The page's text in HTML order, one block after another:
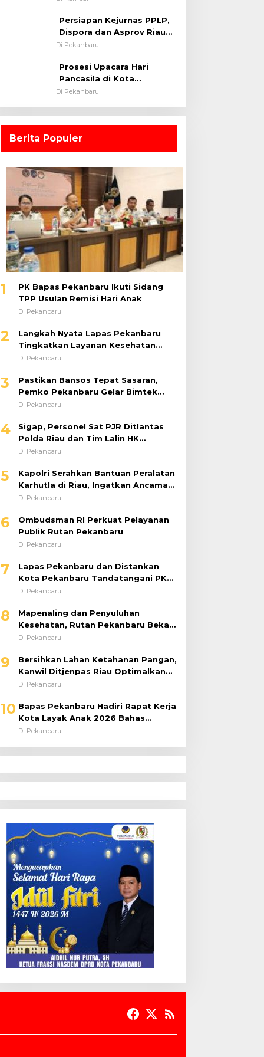
Persiapan Kejurnas PPLP,
Dispora dan Asprov Riau
Tinjau Kelayakan Rumput
Di Pekanbaru
Prosesi Upacara Hari
Pancasila di Kota
Pekanbaru Tetap Khidmat
Di Pekanbaru
Berita Populer
1
PK Bapas Pekanbaru Ikuti Sidang
TPP Usulan Remisi Hari Anak
Di Pekanbaru
2
Langkah Nyata Lapas Pekanbaru
Tingkatkan Layanan Kesehatan
Melalui Program Prolanis
Di Pekanbaru
3
Pastikan Bansos Tepat Sasaran,
Pemko Pekanbaru Gelar Bimtek
DTSEN Bagi Operator Puskessos
Di Pekanbaru
4
Sigap, Personel Sat PJR Ditlantas
Polda Riau dan Tim Lalin HK
Berjibaku Selamatkan Korban
Di Pekanbaru
5
Kapolri Serahkan Bantuan Peralatan
Karhutla di Riau, Ingatkan Ancaman
El Niño dan Prioritaskan
Di Pekanbaru
6
Ombudsman RI Perkuat Pelayanan
Publik Rutan Pekanbaru
Di Pekanbaru
7
Lapas Pekanbaru dan Distankan
Kota Pekanbaru Tandatangani PKS,
Warga Binaan Dibekali Keterampilan
Di Pekanbaru
8
Mapenaling dan Penyuluhan
Kesehatan, Rutan Pekanbaru Bekali
37 Tahanan Baru dengan Edukasi
Di Pekanbaru
9
Bersihkan Lahan Ketahanan Pangan,
Kanwil Ditjenpas Riau Optimalkan
Produktivitas
Di Pekanbaru
10 Bapas Pekanbaru Hadiri Rapat Kerja
Kota Layak Anak 2026 Bahas
Penanganan ABH
Di Pekanbaru